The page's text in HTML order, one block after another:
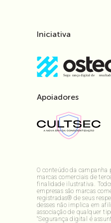
Iniciativa
Apoiadores
O conteúdo da campanha
marcas comerciais de
finalidade ilustrativa.
empresas são marcas
registradas® de seus
desses não implica em
associação de qualquer
“Segurança digital é